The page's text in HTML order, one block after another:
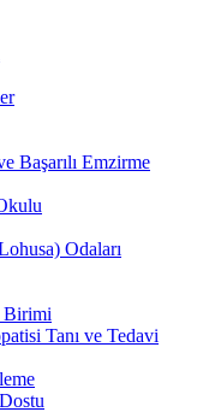
Başarılı Emzirme
Odaları
Birimi
Tanı ve Tedavi